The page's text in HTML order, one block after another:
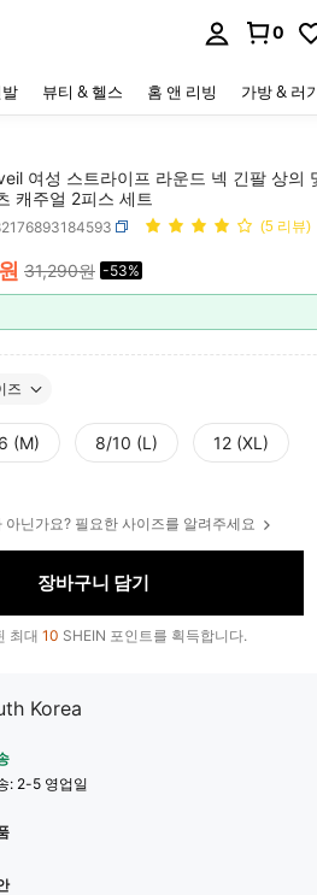
0
뷰티 & 헬스 홈 앤 리빙 가방 & 러
여성 스트라이프 라운드 넥 긴팔 상의
캐주얼 2피스 세트
(5 리뷰)
원 31,290원 -53%
즈
6 (M) 8/10 (L) 12 (XL)
아닌가요? 필요한 사이즈를 알려주세요
장바구니 담기
최대 10 SHEIN 포인트를 획득합니다.
Korea
: 2-5 영업일